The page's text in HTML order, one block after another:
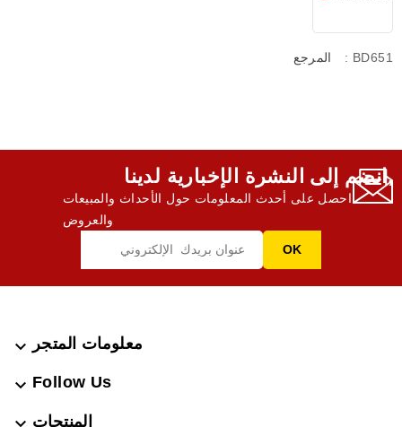
المرجع : BD651
انضم إلى النشرة الإخبارية لدينا,
احصل على أحدث المعلومات حول الأحداث والمبيعات
والعروض
معلومات المتجر 
Follow Us

المنتجات